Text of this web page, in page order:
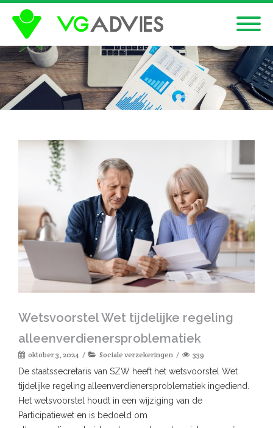
Wetsvoorstel Wet tijdelijke regeling
alleenverdienersproblematiek
oktober 3, 2024 Sociale verzekeringen 339
De staatssecretaris van SZW heeft het wetsvoorstel Wet
tijdelijke regeling alleenverdienersproblematiek ingediend.
Het wetsvoorstel houdt in een wijziging van de
Participatiewet en is bedoeld om